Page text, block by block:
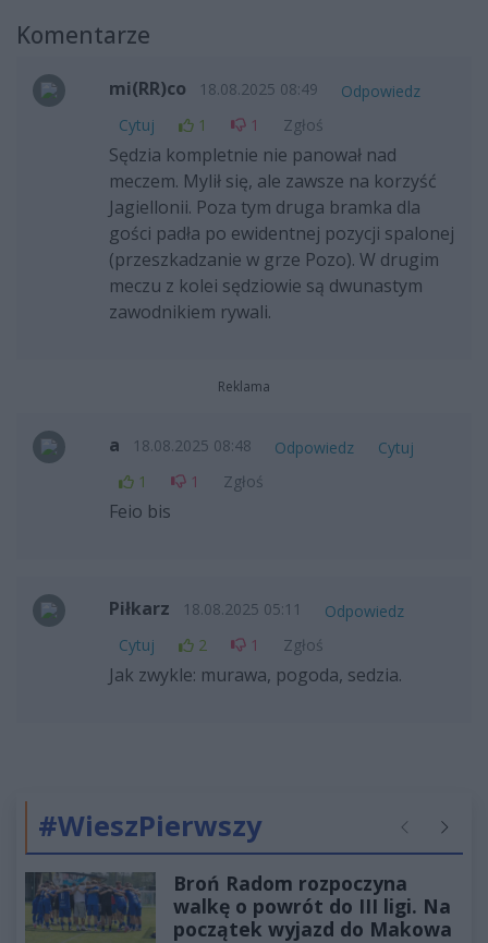
Komentarze
mi(RR)co 18.08.2025 08:49
Odpowiedz
Cytuj
1 1 Zgłoś
Sędzia kompletnie nie panował nad
meczem. Mylił się, ale zawsze na korzyść
Jagiellonii. Poza tym druga bramka dla
gości padła po ewidentnej pozycji spalonej
(przeszkadzanie w grze Pozo). W drugim
meczu z kolei sędziowie są dwunastym
zawodnikiem rywali.
Reklama
a 18.08.2025 08:48 Odpowiedz
Cytuj
1
1 Zgłoś
Feio bis
Piłkarz 18.08.2025 05:11
Odpowiedz
Cytuj
2 1 Zgłoś
Jak zwykle: murawa, pogoda, sedzia.
#WieszPierwszy Poprzednie
Broń Radom rozpoczyna
walkę o powrót do III ligi. Na
początek wyjazd do Makowa